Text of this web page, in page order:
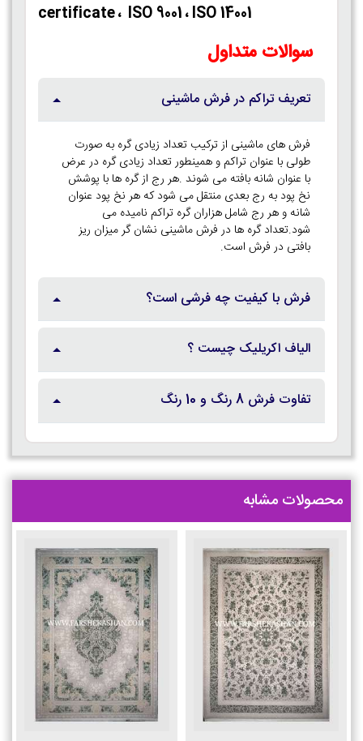
certificate ، ISO 9001 ، ISO 14001
سوالات متداول
تعریف تراکم در فرش ماشینی
فرش های ماشینی از ترکیب تعداد زیادی گره به صورت
طولی با عنوان تراکم و همینطور تعداد زیادی گره در عرض
با عنوان شانه بافته می شوند .هر رج از گره ها با پوشش
نخ پود به رج بعدی منتقل می شود که هر نخ پود عنوان
شانه و هر رج شامل هزاران گره تراکم نامیده می
شود.تعداد گره ها در فرش ماشینی نشان گر میزان ریز
بافتی در فرش است.
فرش با کیفیت چه فرشی است؟
الیاف اکریلیک چیست ؟
تفاوت فرش 8 رنگ و 10 رنگ
محصولات مشابه